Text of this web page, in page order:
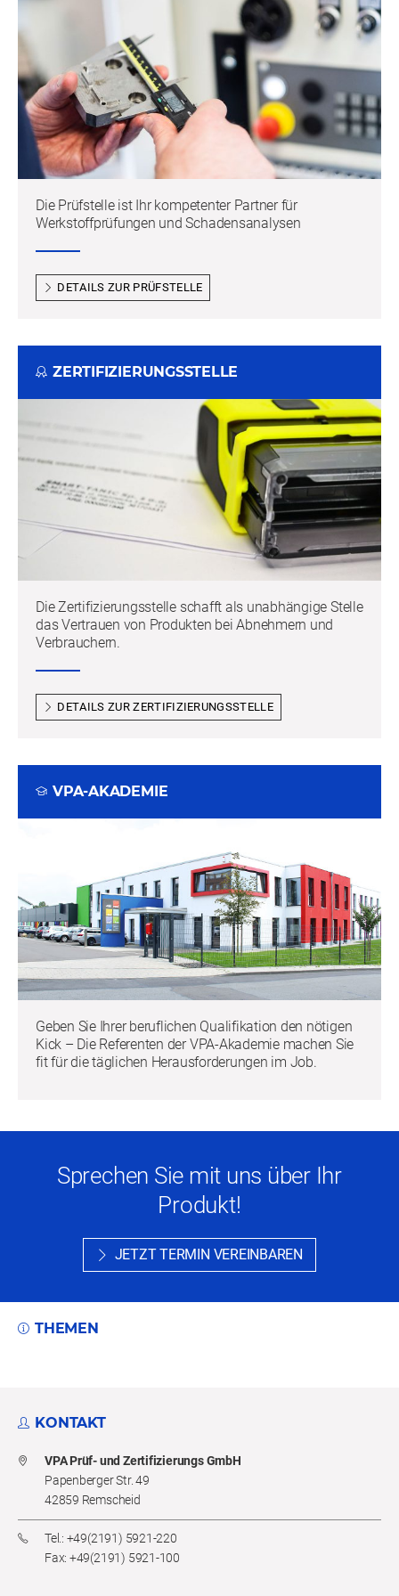
Akkreditierung / Zulassung
Offene Stellen
Die Prüfstelle ist Ihr kompetenter Partner für
Werkstoffprüfungen und Schadensanalysen
DETAILS ZUR PRÜFSTELLE
ZERTIFIZIERUNGSSTELLE
Die Zertifizierungsstelle schafft als unabhängige Stelle
das Vertrauen von Produkten bei Abnehmern und
Verbrauchern.
DETAILS ZUR ZERTIFIZIERUNGSSTELLE
VPA-AKADEMIE
Geben Sie Ihrer beruflichen Qualifikation den nötigen
Kick – Die Referenten der VPA-Akademie machen Sie
fit für die täglichen Herausforderungen im Job.
Sprechen Sie mit uns über Ihr
Produkt!
JETZT TERMIN VEREINBAREN
THEMEN
KONTAKT
VPA Prüf- und Zertifizierungs GmbH
Papenberger Str. 49
42859 Remscheid
Tel.: +49(2191) 5921-220
Fax: +49(2191) 5921-100